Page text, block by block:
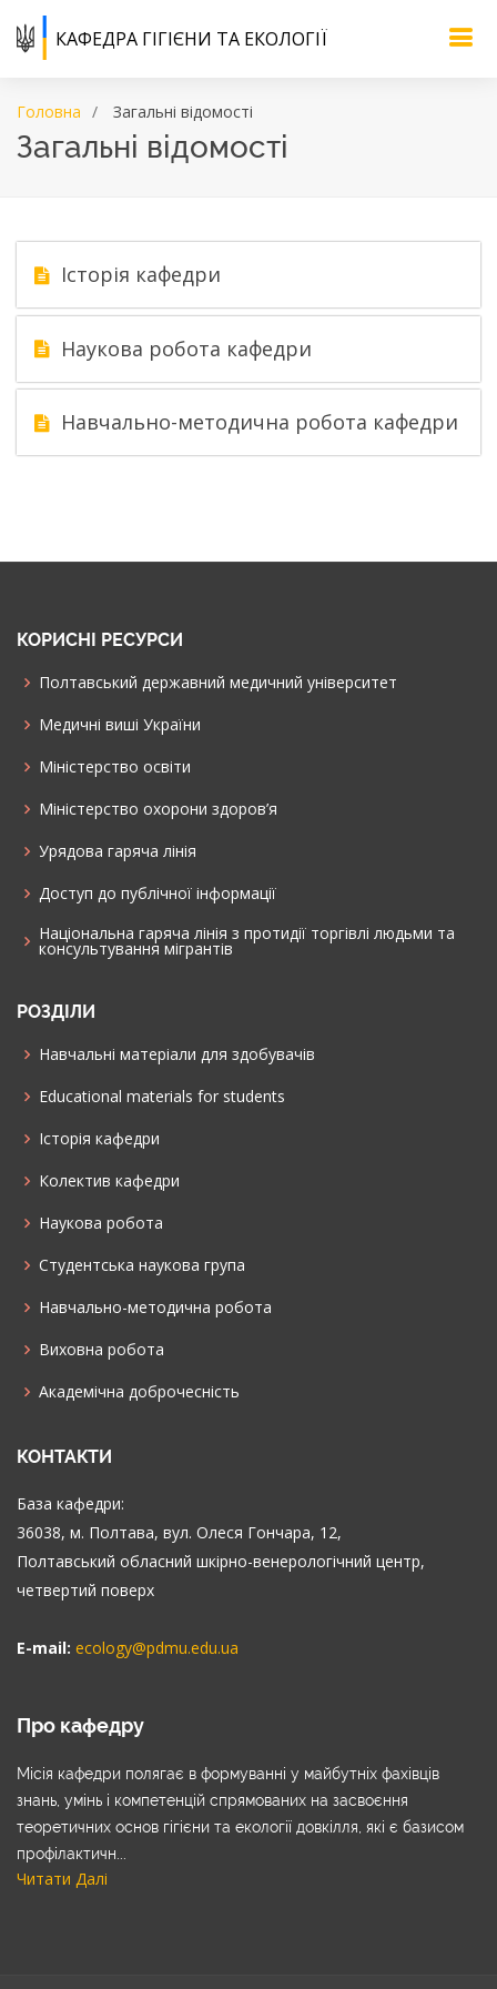
КАФЕДРА ГІГІЄНИ ТА ЕКОЛОГІЇ
Головна Загальні відомості
Загальні відомості
Історія кафедри
Наукова робота кафедри
Навчально-методична робота кафедри
КОРИСНІ РЕСУРСИ
Полтавський державний медичний університет
Медичні виші України
Міністерство освіти
Міністерство охорони здоров’я
Урядова гаряча лінія
Доступ до публічної інформації
Національна гаряча лінія з протидії торгівлі людьми та
консультування мiгрантiв
РОЗДІЛИ
Навчальні матеріали для здобувачів
Educational materials for students
Історія кафедри
Колектив кафедри
Наукова робота
Cтудентська наукова група
Навчально-методична робота
Виховна робота
Академічна доброчесність
КОНТАКТИ
База кафедри:
36038, м. Полтава, вул. Олеся Гончара, 12,
Полтавський обласний шкірно-венерологічний центр,
четвертий поверх
E-mail: ecology@pdmu.edu.ua
Про кафедру
Місія кафедри полягає в формуванні у майбутніх фахівців
знань, умінь і компетенцій спрямованих на засвоєння
теоретичних основ гігієни та екології довкілля, які є базисом
профілактичн...
Читати Далі